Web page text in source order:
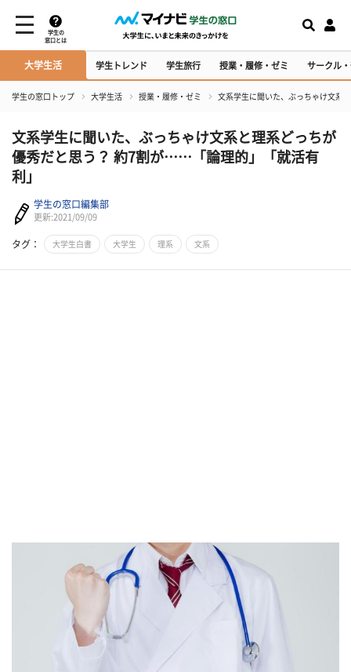
学生の
窓口とは
大学生活 学生トレンド 学生旅行 授業・履修・ゼミ サークル
学生の窓口トップ 大学生活 授業・履修・ゼミ 文系学生に聞いた、ぶっちゃけ文系
文系学生に聞いた、ぶっちゃけ文系と理系どっちが
優秀だと思う？ 約7割が……「論理的」「就活有
利」
学生の窓口編集部
更新:2021/09/09
タグ： 大学生白書 大学生 理系 文系